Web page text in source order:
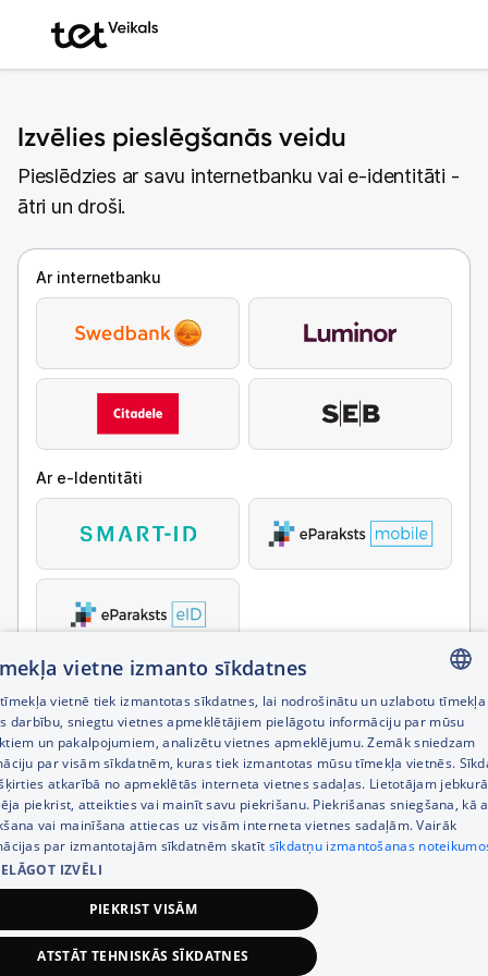
Izvēlies pieslēgšanās veidu
Pieslēdzies ar savu internetbanku vai e-identitāti -
ātri un droši.
Ar internetbanku
Ar e-Identitāti
LATVIAN
RUSSIAN
ENGLISH
vietne izmanto sīkdatnes
vietnē tiek izmantotas sīkdatnes, lai nodrošinātu un uzlabotu tīmekļa
darbību, sniegtu vietnes apmeklētājiem pielāgotu informāciju par mūsu
un pakalpojumiem, analizētu vietnes apmeklējumu. Zemāk sniedzam
par visām sīkdatnēm, kuras tiek izmantotas mūsu tīmekļa vietnēs.
atkarībā no apmeklētās interneta vietnes sadaļas. Lietotājam
piekrist, atteikties vai mainīt savu piekrišanu. Piekrišanas sniegšana, kā
vai mainīšana attiecas uz visām interneta vietnes sadaļām. Vairāk
par izmantotajām sīkdatnēm skatīt sīkdatņu izmantošanas
IZVĒLI
PIEKRIST VISĀM
ATSTĀT TEHNISKĀS SĪKDATNES